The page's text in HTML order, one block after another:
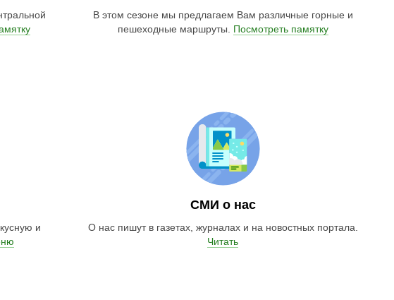
В этом сезоне мы предлагаем Вам различные горные и
пешеходные маршруты. Посмотреть памятку
и
СМИ о нас
О нас пишут в газетах, журналах и на новостных портала.
Читать